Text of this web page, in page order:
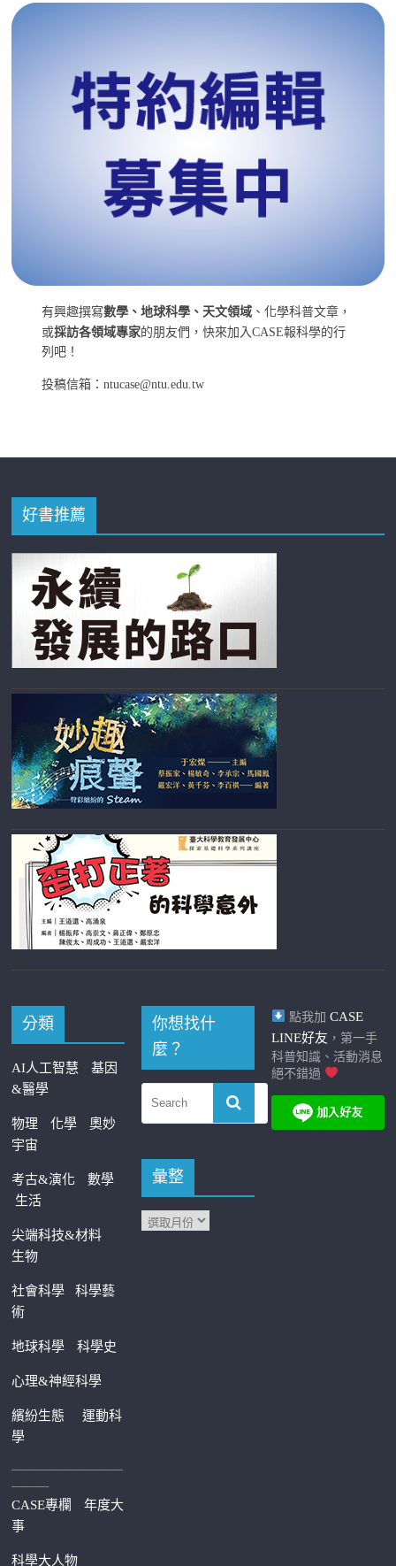
有興趣撰寫數學、地球科學、天文領域 、化學科普文章，
或採訪各領域專家的朋友們，快來加入CASE報科學的行
列吧！
投稿信箱：ntucase@ntu.edu.tw
好書推薦
分類
AI人工智慧
基因
&醫學
物理 化學
奧妙
宇宙
考古&演化
數學
生活
尖端科技&材料
生物
社會科學科學藝
術
地球科學 科學史
心理&神經科學
繽紛生態運動科
學
—————————
———
CASE專欄
年度大
事
科學大人物
你想找什
麼？
彙整
點我加 CASE
LINE好友 ，第一手
科普知識、活動消息
絕不錯過